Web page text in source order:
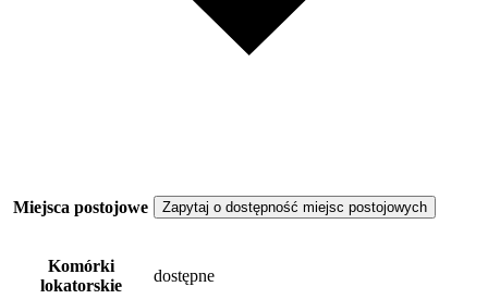
Miejsca postojowe Zapytaj o dostępność miejsc postojowych
Komórki
lokatorskie
dostępne